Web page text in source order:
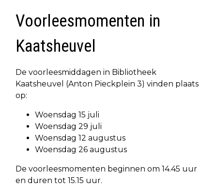
Voorleesmomenten in
Kaatsheuvel
De voorleesmiddagen in Bibliotheek
Kaatsheuvel (Anton Pieckplein 3) vinden plaats
op:
Woensdag 15 juli
Woensdag 29 juli
Woensdag 12 augustus
Woensdag 26 augustus
De voorleesmomenten beginnen om 14.45 uur
en duren tot 15.15 uur.